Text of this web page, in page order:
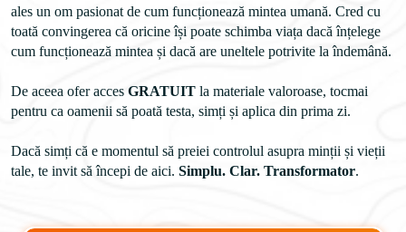
ales un om pasionat de cum funcționează mintea umană. Cred cu
toată convingerea că oricine își poate schimba viața dacă înțelege
cum funcționează mintea și dacă are uneltele potrivite la îndemână.
De aceea ofer acces GRATUIT la materiale valoroase, tocmai
Dacă simți că e momentul să preiei controlul asupra minții și vieții
tale, te invit să începi de aici. Simplu. Clar. Transformator.